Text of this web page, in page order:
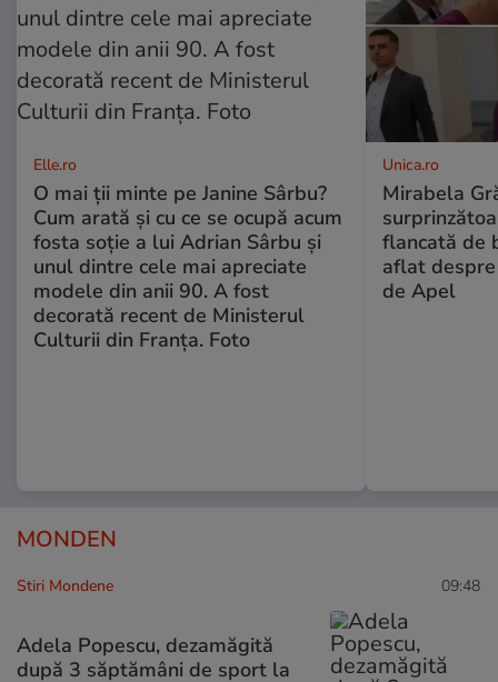
Elle.ro
O mai ții minte pe Janine Sârbu?
Cum arată și cu ce se ocupă acum
fosta soție a lui Adrian Sârbu și
unul dintre cele mai apreciate
modele din anii 90. A fost
decorată recent de Ministerul
Culturii din Franța. Foto
Unica.ro
Mirabela
flancată de
aflat
de Apel
MONDEN
Stiri Mondene 09:48
Adela Popescu, dezamăgită
după 3 săptămâni de sport la